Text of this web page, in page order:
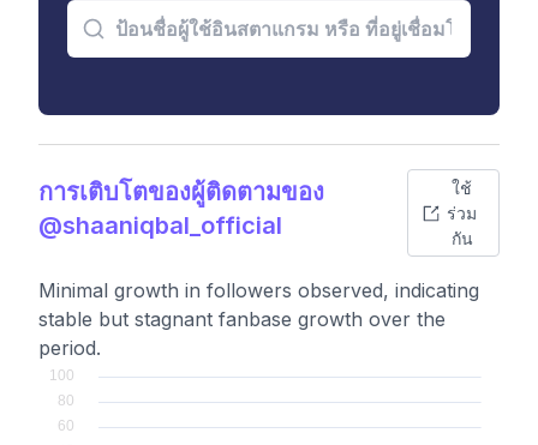
การเติบโตของผู้ติดตามของ
@shaaniqbal_official
ใช้
ร่วม
กัน
Minimal growth in followers observed, indicating
stable but stagnant fanbase growth over the
period.